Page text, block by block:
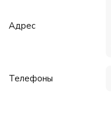
Адрес
Телефоны